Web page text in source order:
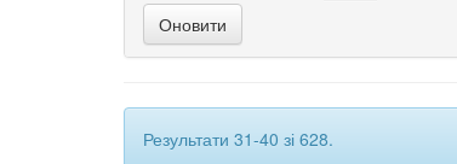
Результати 31-40 зі 628.